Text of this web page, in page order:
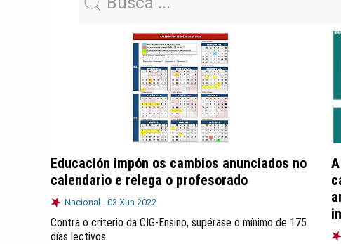
Educación impón os cambios anunciados no
calendario e relega o profesorado
Nacional - 03 Xun 2022
Contra o criterio da CIG-Ensino, supérase o mínimo de 175
días lectivos